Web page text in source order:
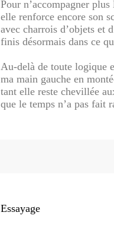
Pour n’accompagner
elle renforce encore son
avec charrois d’objets et
finis désormais dans ce
Au-delà de toute logique
ma main gauche en
tant elle reste chevillée
que le temps n’a pas fait
Essayage